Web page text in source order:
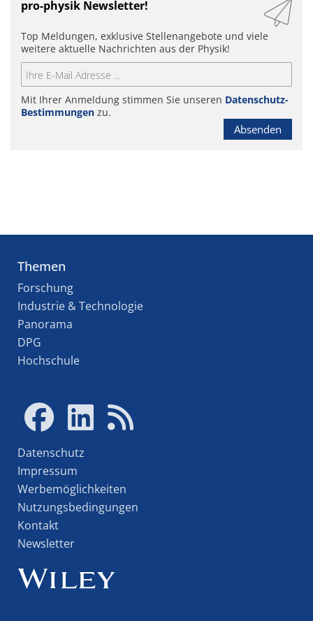
pro-physik Newsletter!
Top Meldungen, exklusive Stellenangebote und viele
weitere aktuelle Nachrichten aus der Physik!
Mit Ihrer Anmeldung stimmen Sie unseren Datenschutz-
Bestimmungen zu.
Absenden
Themen
Forschung
Industrie & Technologie
Panorama
DPG
Hochschule
Datenschutz
Impressum
Werbemöglichkeiten
Nutzungsbedingungen
Kontakt
Newsletter